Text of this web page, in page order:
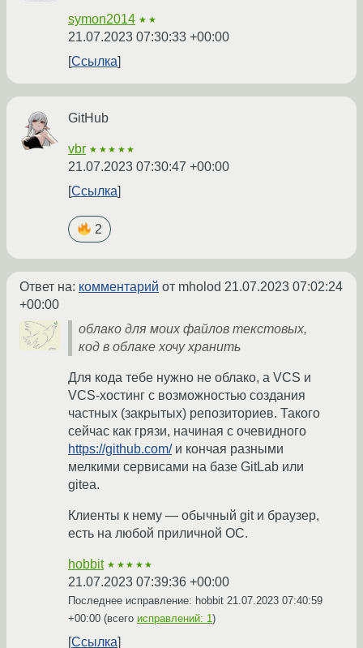
symon2014 ★★
21.07.2023 07:30:33 +00:00
Ссылка
GitHub
vbr ★★★★★
21.07.2023 07:30:47 +00:00
Ссылка
2
Ответ на: комментарий от mholod 21.07.2023 07:02:24
+00:00
облако для моих файлов текстовых,
код в облаке хочу хранить
Для кода тебе нужно не облако, а VCS и
VCS-хостинг с возможностью создания
частных (закрытых) репозиториев. Такого
сейчас как грязи, начиная с очевидного
https://github.com/и кончая разными
мелкими сервисами на базе GitLab или
gitea.
Клиенты к нему — обычный git и браузер,
есть на любой приличной ОС.
hobbit ★★★★★
21.07.2023 07:39:36 +00:00
Последнее исправление: hobbit 21.07.2023 07:40:59
+00:00 (всего исправлений: 1)
Ссылка